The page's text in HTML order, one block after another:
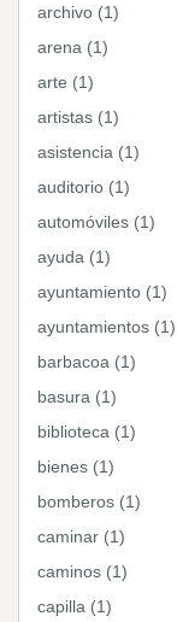
archivo (1)
arena (1)
arte (1)
artistas (1)
asistencia (1)
auditorio (1)
automóviles (1)
ayuda (1)
ayuntamiento (1)
ayuntamientos (1)
barbacoa (1)
basura (1)
biblioteca (1)
bienes (1)
bomberos (1)
caminar (1)
caminos (1)
capilla (1)